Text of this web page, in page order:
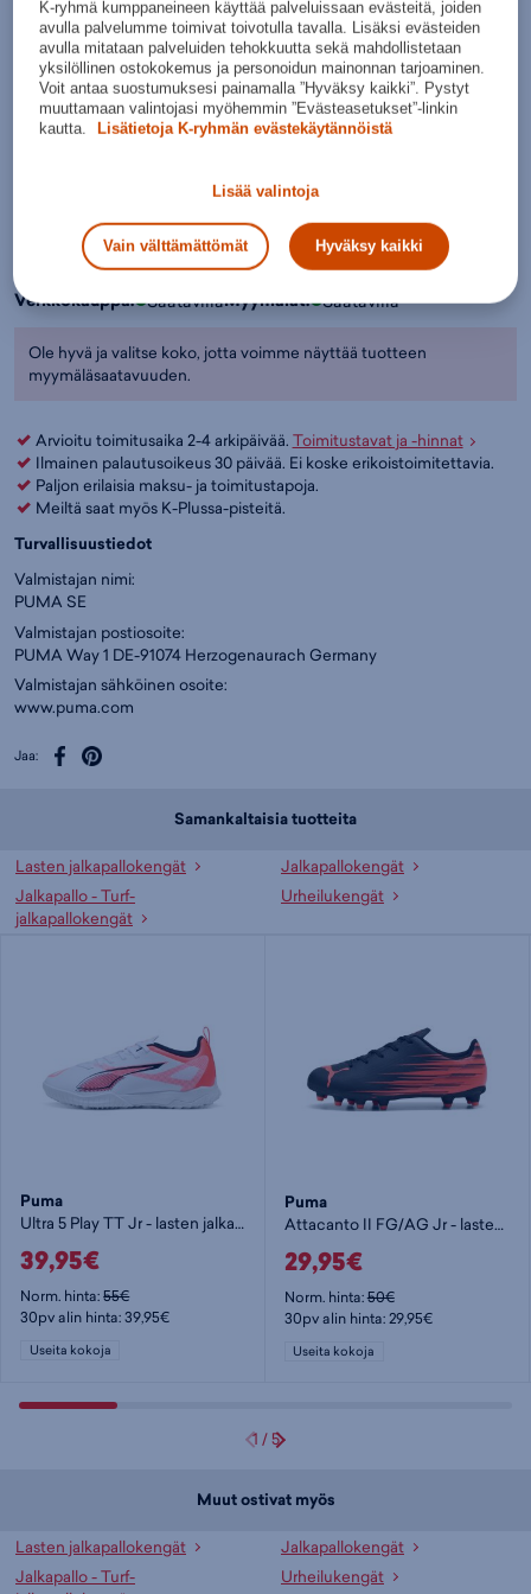
Alusta:
Luonnonnurmi, hiekka, tekonurmi
Jalkapallokenkätyyppi:
Tf
Tuotteeseen liittyvät listaukset:Lasten jalkapallokengät,
Jalkapallokengät,Jalkapallo - Turf-jalkapallokengät,Urheilukengät
Jalkapallo - Jalkapallokengät,Jalkapallo,Puma
Musta
Valitse koko:
28
30 33 37 37 ½ 38
38 ½
Kokotaulukko
Lisää ostoskoriin
Tarkista saatavuus ja nouda myymälästä
Verkkokauppa: SaatavillaMyymälät: Saatavilla
Ole hyvä ja valitse koko, jotta voimme näyttää tuotteen
myymäläsaatavuuden.
Arvioitu toimitusaika 2-4 arkipäivää. Toimitustavat ja -hinnat
Ilmainen palautusoikeus 30 päivää. Ei koske erikoistoimitettavia.
Paljon erilaisia maksu- ja toimitustapoja.
Meiltä saat myös K-Plussa-pisteitä.
Turvallisuustiedot
Valmistajan nimi:
PUMA SE
Valmistajan postiosoite:
PUMA Way 1 DE-91074 Herzogenaurach Germany
Valmistajan sähköinen osoite:
www.puma.com
Jaa:
Samankaltaisia tuotteita
Lasten jalkapallokengät
Jalkapallokengät
Jalkapallo - Turf-
jalkapallokengät
Urheilukengät
Puma
Ultra 5 Play TT Jr - lasten jalkapallokengät (TF)
39,95€
Norm. hinta:55€
30pv alin hinta: 39,95€
Useita kokoja
Puma
Attacanto II FG/AG Jr - lasten jalkapallokengät (FG)
29,95€
Norm. hinta:50€
30pv alin hinta: 29,95€
Useita kokoja
1 /5
Muut ostivat myös
Lasten jalkapallokengät
Jalkapallokengät
Jalkapallo - Turf-
Urheilukengät
K-ryhmä kumppaneineen käyttää palveluissaan evästeitä, joiden
avulla palvelumme toimivat toivotulla tavalla. Lisäksi evästeiden
avulla mitataan palveluiden tehokkuutta sekä mahdollistetaan
yksilöllinen ostokokemus ja personoidun mainonnan tarjoaminen.
Voit antaa suostumuksesi painamalla ”Hyväksy kaikki”. Pystyt
muuttamaan valintojasi myöhemmin ”Evästeasetukset”-linkin
kautta.
Lisätietoja K-ryhmän evästekäytännöistä
Lisää valintoja
Vain välttämättömät Hyväksy kaikki